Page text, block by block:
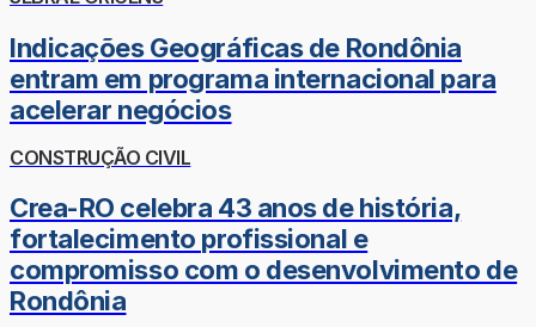
Indicações Geográficas de Rondônia
entram em programa internacional para
acelerar negócios
CONSTRUÇÃO CIVIL
Crea-RO celebra 43 anos de história,
fortalecimento profissional e
compromisso com o desenvolvimento de
Rondônia